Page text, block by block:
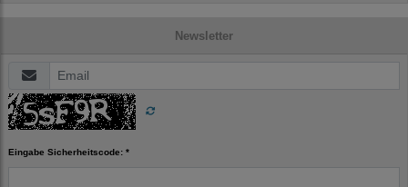
Newsletter
Eingabe Sicherheitscode: *